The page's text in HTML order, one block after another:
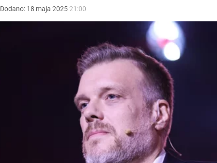
Dodano: 18 maja 2025 21:00